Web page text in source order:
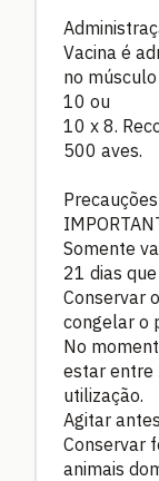
Vacina é
no
10 ou
10 x 8.
500 aves.
Somente
21 dias
Conservar
congelar o
No
estar entre
utilização.
Agitar
Conservar
animais